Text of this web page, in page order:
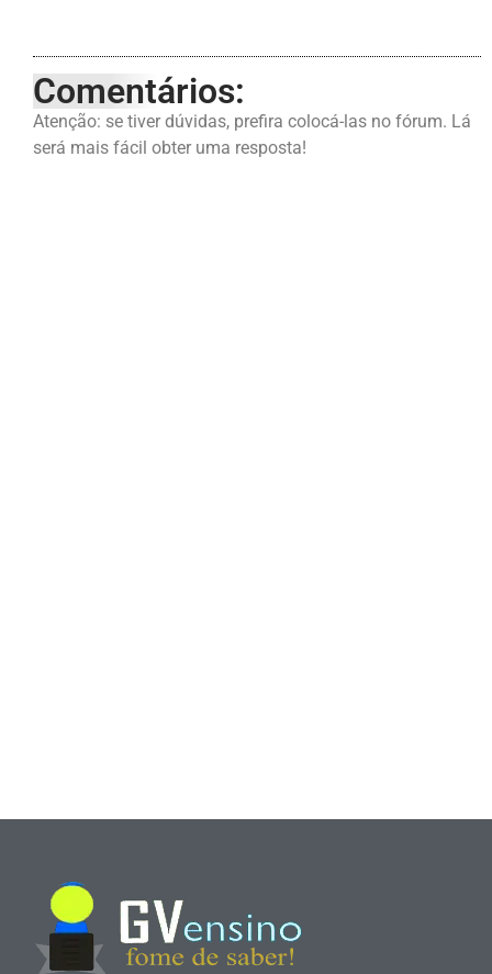
Comentários:
Atenção: se tiver dúvidas, prefira colocá-las no fórum. Lá
será mais fácil obter uma resposta!